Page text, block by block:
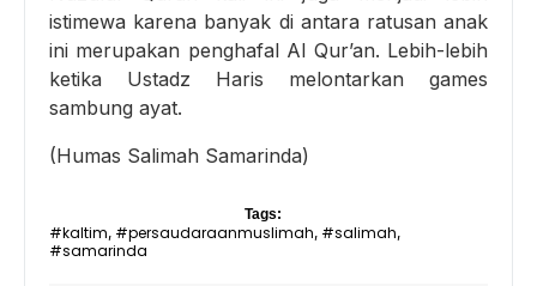
istimewa karena banyak di antara ratusan anak
ini merupakan penghafal Al Qur’an. Lebih-lebih
ketika Ustadz Haris melontarkan games
sambung ayat.
(Humas Salimah Samarinda)
Tags:
#kaltim, #persaudaraanmuslimah, #salimah,
#samarinda